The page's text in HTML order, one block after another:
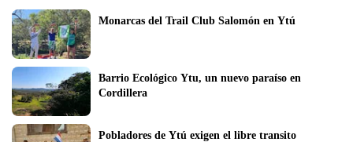
Monarcas del Trail Club Salomón en Ytú
Barrio Ecológico Ytu, un nuevo paraíso en
Cordillera
Pobladores de Ytú exigen el libre transito